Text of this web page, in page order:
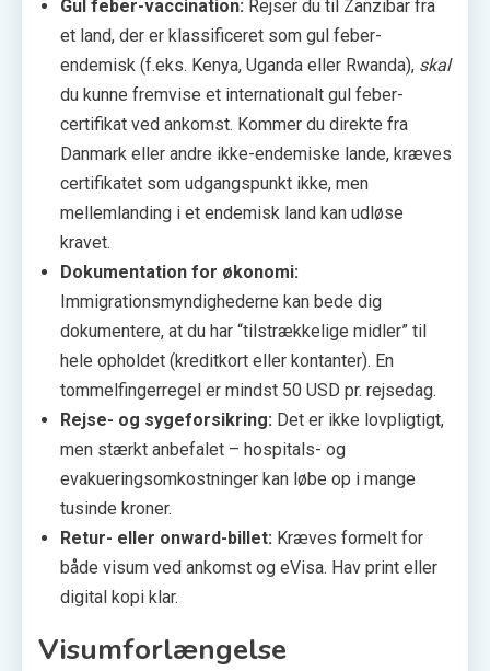
Gul feber-vaccination: Rejser du til Zanzibar fra
et land, der er klassificeret som gul feber-
endemisk (f.eks. Kenya, Uganda eller Rwanda), skal
du kunne fremvise et internationalt gul feber-
certifikat ved ankomst. Kommer du direkte fra
Danmark eller andre ikke-endemiske lande, kræves
certifikatet som udgangspunkt ikke, men
mellemlanding i et endemisk land kan udløse
kravet.
Dokumentation for økonomi:
Immigrationsmyndighederne kan bede dig
dokumentere, at du har “tilstrækkelige midler” til
hele opholdet (kreditkort eller kontanter). En
tommelfingerregel er mindst 50 USD pr. rejsedag.
Rejse- og sygeforsikring: Det er ikke lovpligtigt,
men stærkt anbefalet – hospitals- og
evakueringsomkostninger kan løbe op i mange
tusinde kroner.
Retur- eller onward-billet: Kræves formelt for
både visum ved ankomst og eVisa. Hav print eller
digital kopi klar.
Visumforlængelse